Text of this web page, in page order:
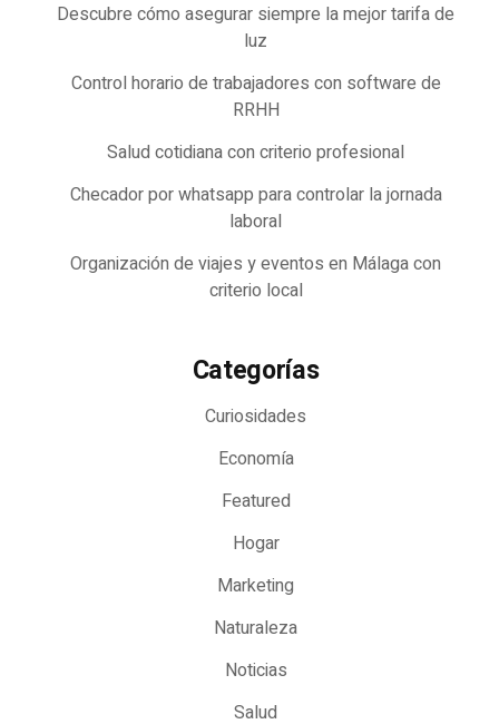
Descubre cómo asegurar siempre la mejor tarifa de
luz
Control horario de trabajadores con software de
RRHH
Salud cotidiana con criterio profesional
Checador por whatsapp para controlar la jornada
laboral
Organización de viajes y eventos en Málaga con
criterio local
Categorías
Curiosidades
Economía
Featured
Hogar
Marketing
Naturaleza
Noticias
Salud